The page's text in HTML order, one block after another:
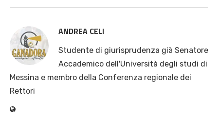
ANDREA CELI
Studente di giurisprudenza già Senatore
Accademico dell'Università degli studi di
Messina e membro della Conferenza regionale dei
Rettori